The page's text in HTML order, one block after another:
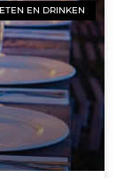
ETEN EN DRINKEN